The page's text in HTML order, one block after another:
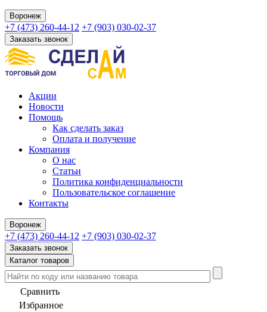
Воронеж
+7 (473) 260-44-12 +7 (903) 030-02-37
Заказать звонок
Акции
Новости
Помощь
Как сделать заказ
Оплата и получение
Компания
О нас
Статьи
Политика конфиденциальности
Пользовательское соглашение
Контакты
Воронеж
+7 (473) 260-44-12 +7 (903) 030-02-37
Заказать звонок
Каталог товаров
Сравнить
Избранное